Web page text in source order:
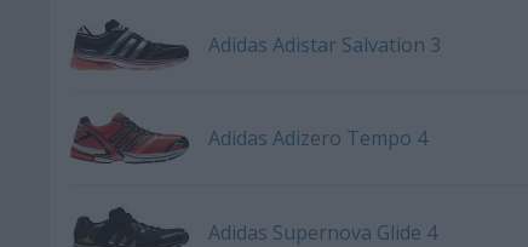
Adidas Adistar Salvation 3
Adidas Adizero Tempo 4
Adidas Supernova Glide 4